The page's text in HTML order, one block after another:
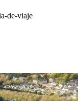
de-viaje